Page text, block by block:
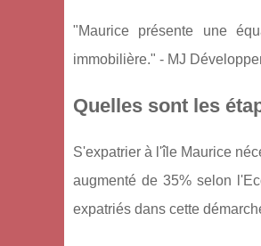
"Maurice présente une
immobilière." - MJ
Quelles sont les
S'expatrier à l'île Maurice
augmenté de 35% selon
expatriés dans cette